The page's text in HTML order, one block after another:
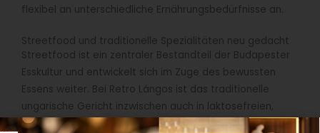
flexibel an unterschiedliche Ernährungsbedürfnisse an.
Streetfood und traditionelle Spezialitäten neu gedacht
Streetfood ist ein zentraler Bestandteil der Budapester
Esskultur und entwickelt sich im Zuge des bewussten
Essens weiter. Bei Retro Lángos ist das traditionelle
ungarische Gericht inzwischen auch in laktosefreien,
glutenfreien und veganen Varianten erhältlich. Vitéz